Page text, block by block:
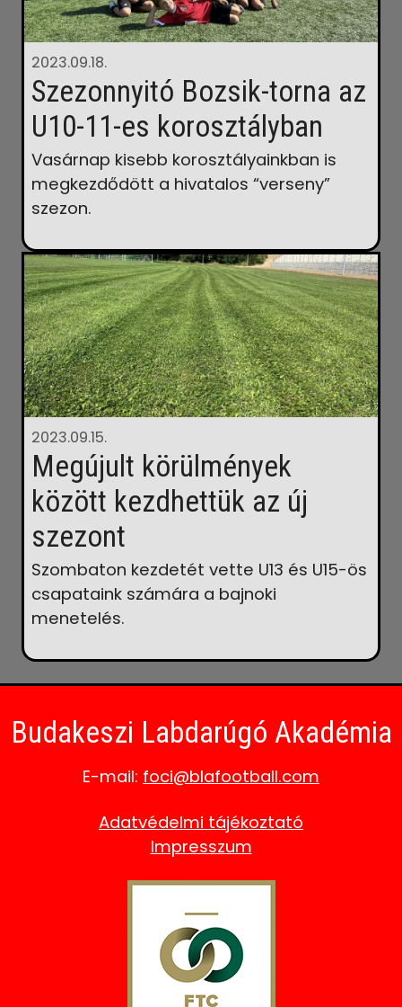
2023.09.18.
Szezonnyitó Bozsik-torna az
U10-11-es korosztályban
Vasárnap kisebb korosztályainkban is
megkezdődött a hivatalos “verseny”
szezon.
2023.09.15.
Megújult körülmények
között kezdhettük az új
szezont
Szombaton kezdetét vette U13 és U15-ös
csapataink számára a bajnoki
menetelés.
Budakeszi Labdarúgó Akadémia
E-mail: foci@blafootball.com
Adatvédelmi tájékoztató
Impresszum